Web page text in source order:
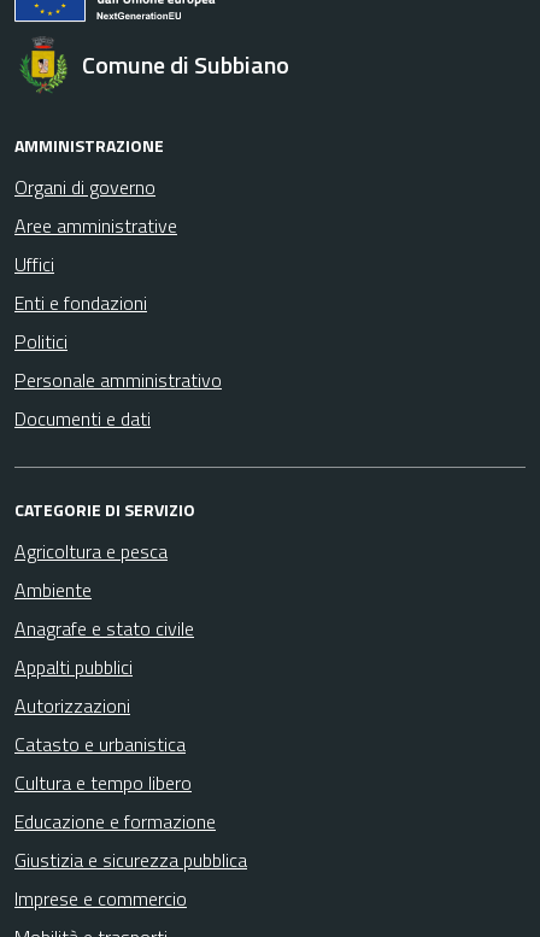
Comune di Subbiano
AMMINISTRAZIONE
Organi di governo
Aree amministrative
Uffici
Enti e fondazioni
Politici
Personale amministrativo
Documenti e dati
CATEGORIE DI SERVIZIO
Agricoltura e pesca
Ambiente
Anagrafe e stato civile
Appalti pubblici
Autorizzazioni
Catasto e urbanistica
Cultura e tempo libero
Educazione e formazione
Giustizia e sicurezza pubblica
Imprese e commercio